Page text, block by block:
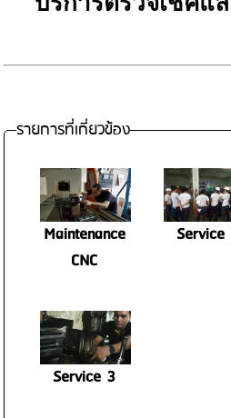
รายการที่เกี่ยวข้อง
Maintenance
CNC
Service 3